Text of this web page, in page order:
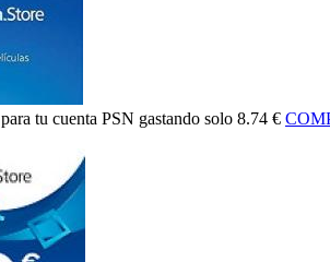
para tu cuenta PSN gastando solo 8.74 €